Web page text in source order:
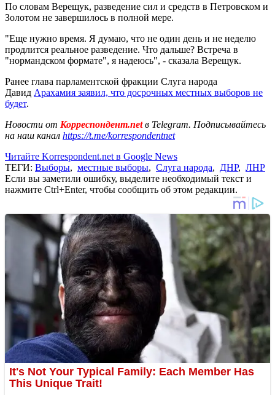
По словам Верещук, разведение сил и средств в Петровском и
Золотом не завершилось в полной мере.
"Еще нужно время. Я думаю, что не один день и не неделю
продлится реальное разведение. Что дальше? Встреча в
"нормандском формате", я надеюсь", - сказала Верещук.
Ранее глава парламентской фракции Слуга народа
Давид Арахамия заявил, что досрочных местных выборов не
будет.
Новости от Корреспондент.netв Telegram. Подписывайтесь
на наш канал https://t.me/korrespondentnet
Читайте Korrespondent.net в Google News
ТЕГИ: Выборы, местные выборы, Слуга народа, ДНР, ЛНР
Если вы заметили ошибку, выделите необходимый текст и
нажмите Ctrl+Enter, чтобы сообщить об этом редакции.